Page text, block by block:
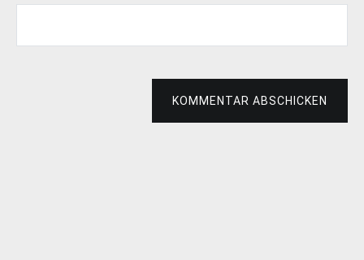
KOMMENTAR ABSCHICKEN